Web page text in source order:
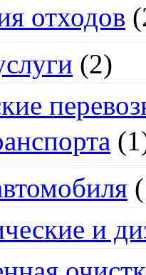
отходов
(2)
и